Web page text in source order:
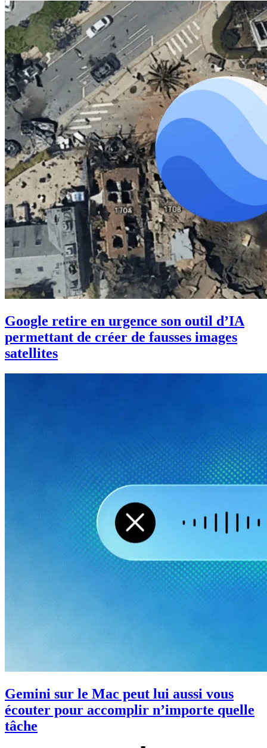
Google retire en urgence son outil d’IA
permettant de créer de fausses images
satellites
Gemini sur le Mac peut lui aussi vous
écouter pour accomplir n’importe quelle
tâche